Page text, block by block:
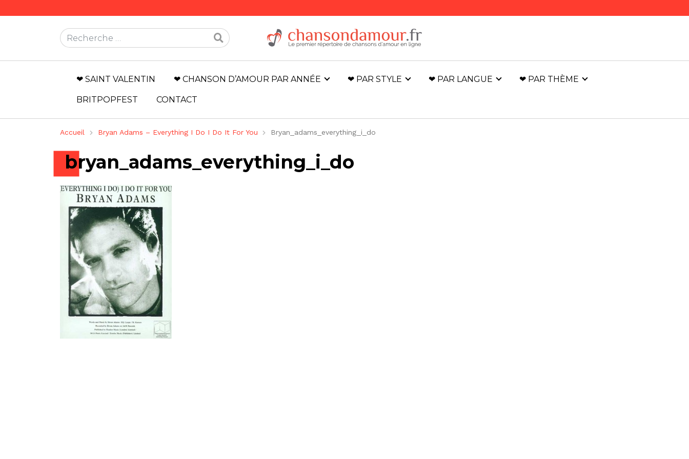
Rechercher
❤ SAINT VALENTIN ❤ CHANSON D’AMOUR PAR ANNÉE ❤ PAR STYLE ❤ PAR LANGUE ❤ PAR THÈME
BRITPOPFEST CONTACT
Accueil Bryan Adams – Everything I Do I Do It For You Bryan_adams_everything_i_do
bryan_adams_everything_i_do